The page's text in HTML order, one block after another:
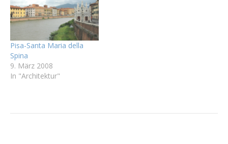
Pisa-Santa Maria della
Spina
9. März 2008
In "Architektur"